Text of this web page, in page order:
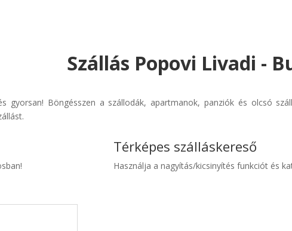
Szállás Popovi Livadi -
gyorsan! Böngésszen a szállodák, apartmanok, panziók és olcsó
Térképes szálláskereső
Használja a nagyítás/kicsinyítés funkciót és